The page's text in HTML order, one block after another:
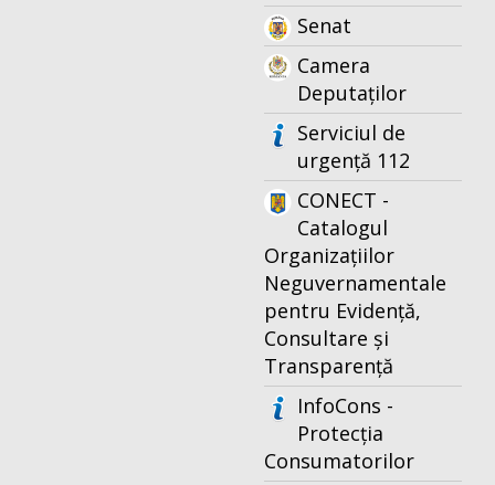
Senat
Camera
Deputaților
Serviciul de
urgență 112
CONECT -
Catalogul
Organizațiilor
Neguvernamentale
pentru Evidență,
Consultare și
Transparență
InfoCons -
Protecția
Consumatorilor